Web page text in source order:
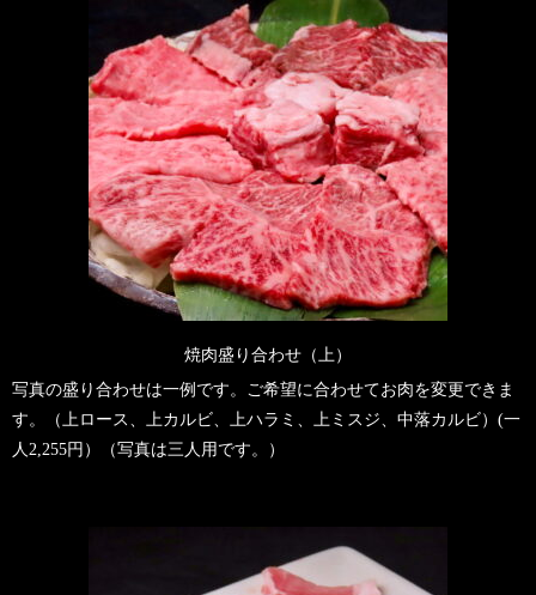
焼肉盛り合わせ（上）
写真の盛り合わせは一例です。ご希望に合わせてお肉を変更できま
す。（上ロース、上カルビ、上ハラミ、上ミスジ、中落カルビ）(一
人2,255円）（写真は三人用です。）